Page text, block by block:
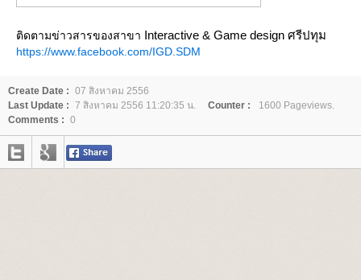
ติดตามข่าวสารของสาขา Interactive & Game design ศรีปทุม
https://www.facebook.com/IGD.SDM
Create Date : 07 สิงหาคม 2556
Last Update : 7 สิงหาคม 2556 11:20:35 น. Counter :
1600 Pageviews.
Comments : 0